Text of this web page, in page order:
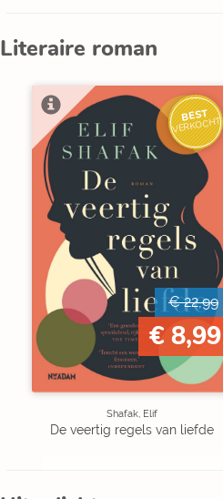
Literaire roman
BEST
VERKOCHT
€ 22,99
€ 8,99
Shafak, Elif
De veertig regels van liefde